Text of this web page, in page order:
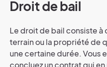
Droit de bail
Le droit de bail consiste à
terrain ou la propriété de
une certaine durée. Vous
concluez un contrat qui